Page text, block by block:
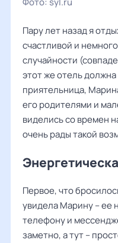
Пару лет назад я
счастливой и
случайности
этот же отель
приятельница,
его родителями и
виделись со времен
очень рады такой
Первое, что
увидела Марину – ее
телефону и
заметно, а тут –